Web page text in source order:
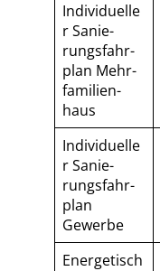
Individuelle
r Sa­nie­
rungs­fahr­
plan Mehr­
fa­mi­li­en­
haus
Individuelle
r Sa­nie­
rungs­fahr­
plan
Gewerbe
Energetisch